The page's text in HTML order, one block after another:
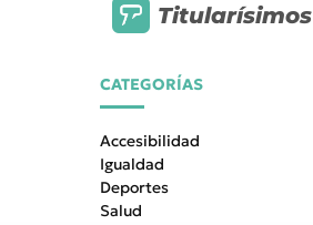
Titularísimos
CATEGORÍAS
Accesibilidad
Igualdad
Deportes
Salud